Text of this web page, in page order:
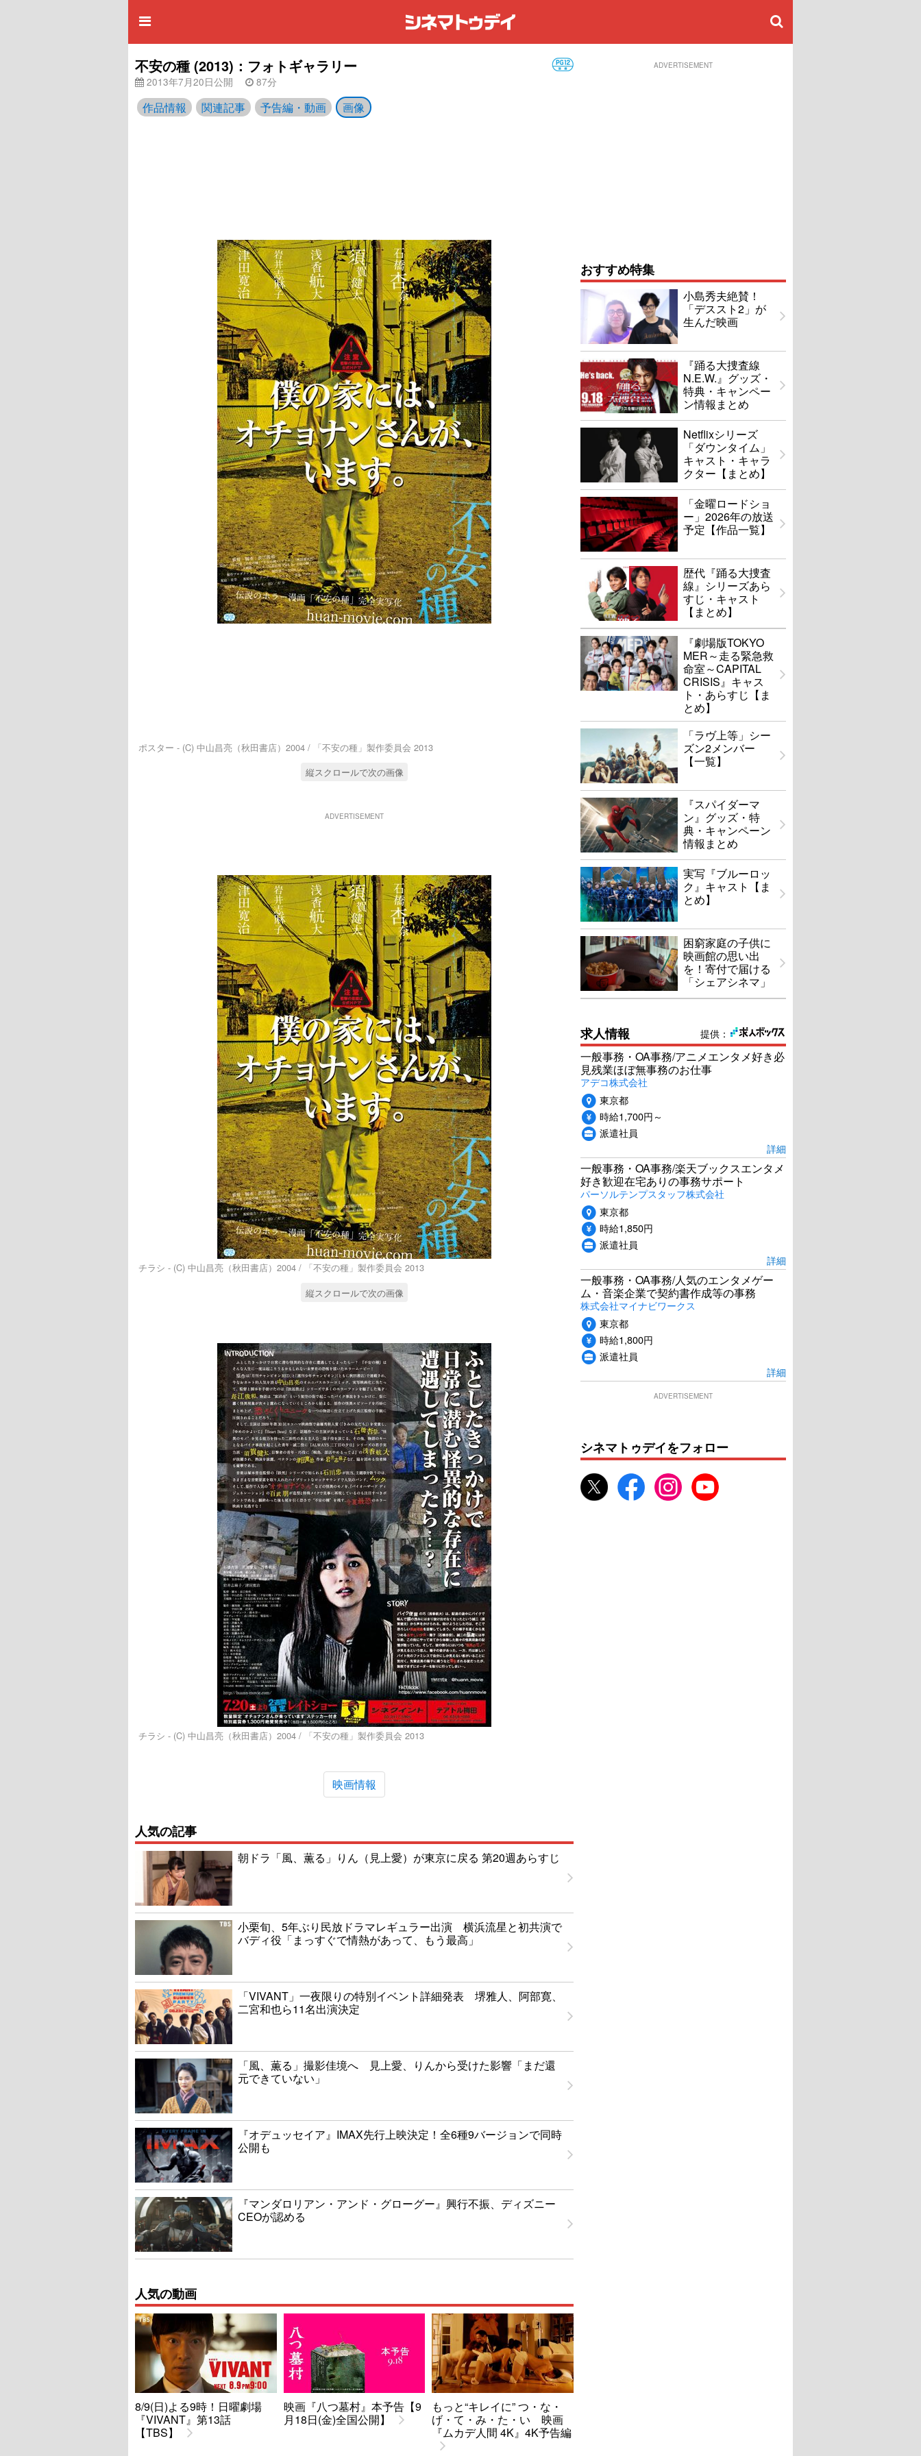
不安の種 (2013)：フォトギャラリー
2013年7月20日公開 87分
作品情報 関連記事 予告編・動画 画像
ポスター - (C) 中山昌亮（秋田書店）2004 / 「不安の種」製作委員会 2013
縦スクロールで次の画像
ADVERTISEMENT
チラシ - (C) 中山昌亮（秋田書店）2004 / 「不安の種」製作委員会 2013
縦スクロールで次の画像
チラシ - (C) 中山昌亮（秋田書店）2004 / 「不安の種」製作委員会 2013
映画情報
人気の記事
朝ドラ「風、薫る」りん（見上愛）が東京に戻る 第20週あらすじ
小栗旬、5年ぶり民放ドラマレギュラー出演 横浜流星と初共演で
バディ役「まっすぐで情熱があって、もう最高」
「VIVANT」一夜限りの特別イベント詳細発表 堺雅人、阿部寛、
二宮和也ら11名出演決定
「風、薫る」撮影佳境へ 見上愛、りんから受けた影響「まだ還
元できていない」
『オデュッセイア』IMAX先行上映決定！全6種9バージョンで同時
公開も
『マンダロリアン・アンド・グローグー』興行不振、ディズニー
CEOが認める
人気の動画
8/9(日)よる9時！日曜劇場
『VIVANT』第13話
【TBS】
映画『八つ墓村』本予告【9
月18日(金)全国公開】
もっと“キレイに” つ・な・
げ・て・み・た・い 映画
『ムカデ人間 4K』4K予告編
ADVERTISEMENT
おすすめ特集
小島秀夫絶賛！
「デススト2」が
生んだ映画
『踊る大捜査線
N.E.W.』グッズ・
特典・キャンペー
ン情報まとめ
Netflixシリーズ
「ダウンタイム」
キャスト・キャラ
クター【まとめ】
「金曜ロードショ
ー」2026年の放送
予定【作品一覧】
歴代『踊る大捜査
線』シリーズあら
すじ・キャスト
【まとめ】
『劇場版TOKYO
MER～走る緊急救
命室～CAPITAL
CRISIS』キャス
ト・あらすじ【ま
とめ】
「ラヴ上等」シー
ズン2メンバー
【一覧】
『スパイダーマ
ン』グッズ・特
典・キャンペーン
情報まとめ
実写『ブルーロッ
ク』キャスト【ま
とめ】
困窮家庭の子供に
映画館の思い出
を！寄付で届ける
「シェアシネマ」
提供：
求人情報
一般事務・OA事務/アニメエンタメ好き必
見残業ほぼ無事務のお仕事
アデコ株式会社
東京都
時給1,700円～
派遣社員
詳細
一般事務・OA事務/楽天ブックスエンタメ
好き歓迎在宅ありの事務サポート
パーソルテンプスタッフ株式会社
東京都
時給1,850円
派遣社員
詳細
一般事務・OA事務/人気のエンタメゲー
ム・音楽企業で契約書作成等の事務
株式会社マイナビワークス
東京都
時給1,800円
派遣社員
詳細
ADVERTISEMENT
シネマトゥデイをフォロー